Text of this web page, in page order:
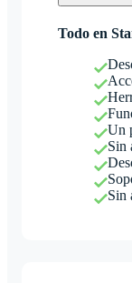
Todo en
Un
Sin
Sin